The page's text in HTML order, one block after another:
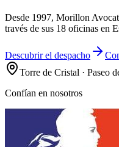
Desde 1997, Morillon
través de sus 18 oficinas en
Descubrir el despacho
Torre de Cristal · Paseo
Confían en nosotros